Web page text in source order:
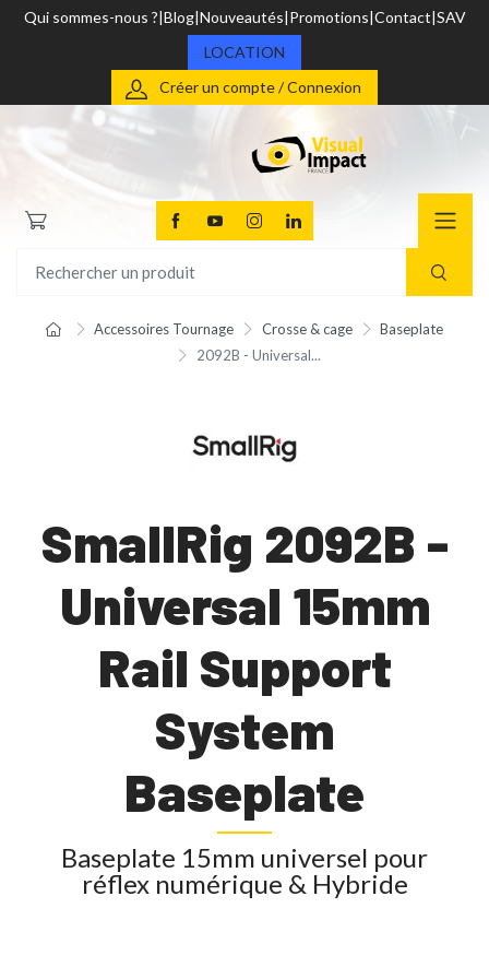
Qui sommes-nous ? Blog Nouveautés Promotions Contact SAV
LOCATION
Créer un compte / Connexion
Accessoires Tournage Crosse & cage
Baseplate
2092B - Universal...
SmallRig 2092B -
Universal 15mm
Rail Support
System
Baseplate
Baseplate 15mm universel pour
réflex numérique & Hybride